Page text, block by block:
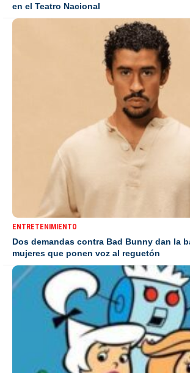
en el Teatro Nacional
ENTRETENIMIENTO
Dos demandas contra Bad Bunny dan la
mujeres que ponen voz al reguetón